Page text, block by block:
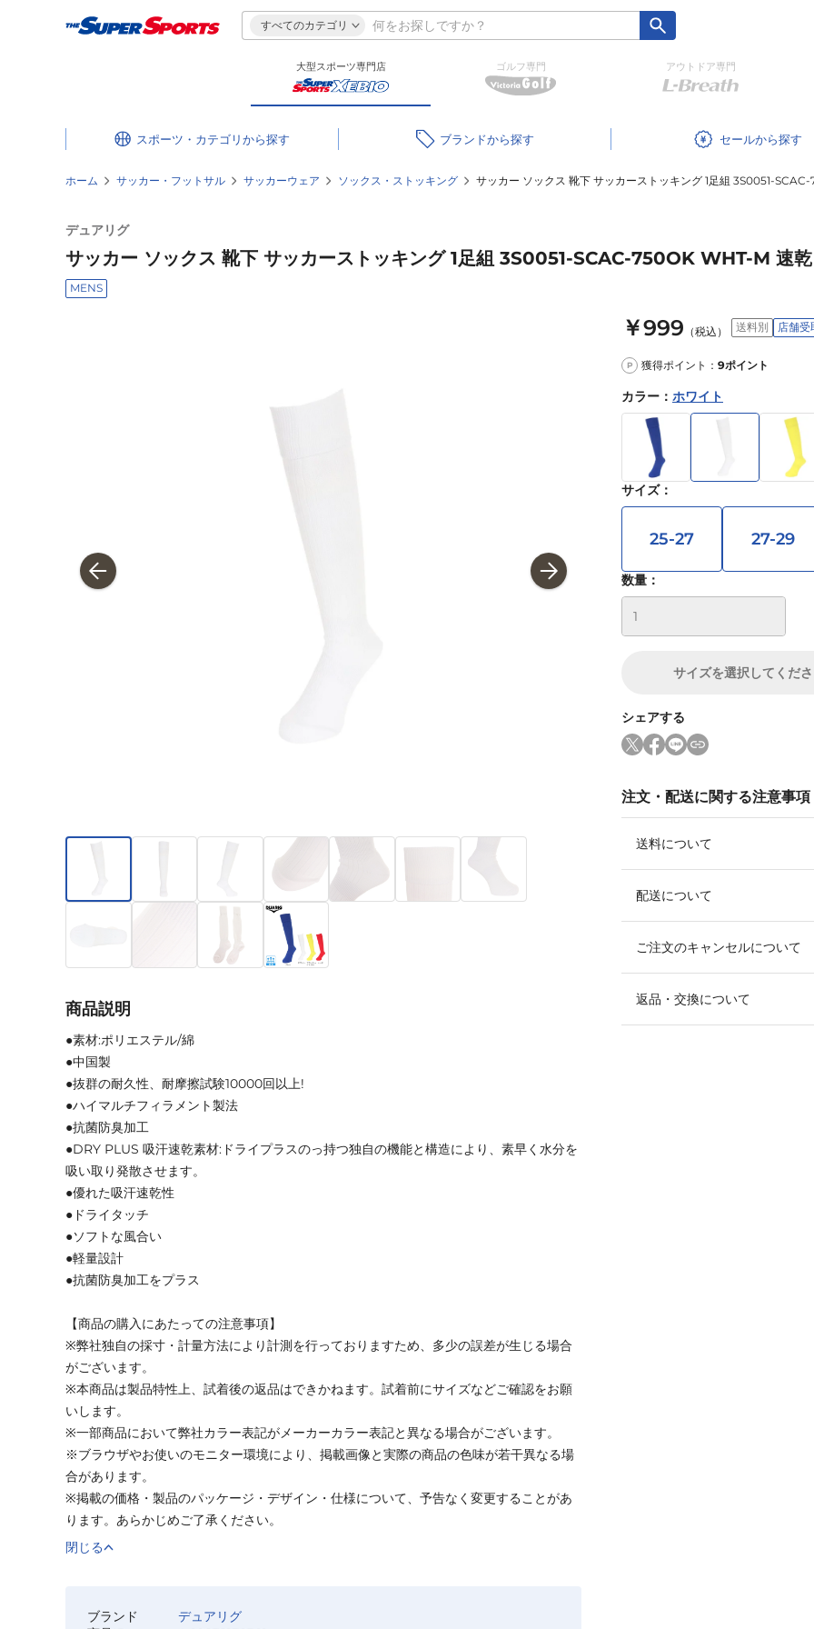
すべてのカテゴリ
大型スポーツ専門店 ゴルフ専門 アウトドア専門
スポーツ・カテゴリ ブランド セール
ホーム サッカー・フットサル サッカーウェア ソックス・ストッキング サッカー ソックス 靴下 サッカーストッキング 1足組 3S0051-
デュアリグ
サッカー ソックス 靴下 サッカーストッキング 1足組 3S0051-SCAC-750OK WHT-M 速乾
MENS
￥999 （税込） 送料別 店舗受
P 獲得ポイント： 9ポイント
カラー ： ホワイト
サイズ：
25-27 27-29
数量：
サイズを選択してくだ
シェアする
注文・配送に関する注意事項
送料について
配送について
ご注文のキャンセルについて
返品・交換について
商品説明
●素材:ポリエステル/綿
●中国製
●抜群の耐久性、耐摩擦試験10000回以上!
●ハイマルチフィラメント製法
●抗菌防臭加工
●DRY PLUS 吸汗速乾素材:ドライプラスのっ持つ独自の機能と構造により、素早く水分を
吸い取り発散させます。
●優れた吸汗速乾性
●ドライタッチ
●ソフトな風合い
●軽量設計
●抗菌防臭加工をプラス
【商品の購入にあたっての注意事項】
※弊社独自の採寸・計量方法により計測を行っておりますため、多少の誤差が生じる場合
がございます。
※本商品は製品特性上、試着後の返品はできかねます。試着前にサイズなどご確認をお願
いします。
※一部商品において弊社カラー表記がメーカーカラー表記と異なる場合がございます。
※ブラウザやお使いのモニター環境により、掲載画像と実際の商品の色味が若干異なる場
合があります。
※掲載の価格・製品のパッケージ・デザイン・仕様について、予告なく変更することがあ
ります。あらかじめご了承ください。
閉じる
ブランド
デュアリグ